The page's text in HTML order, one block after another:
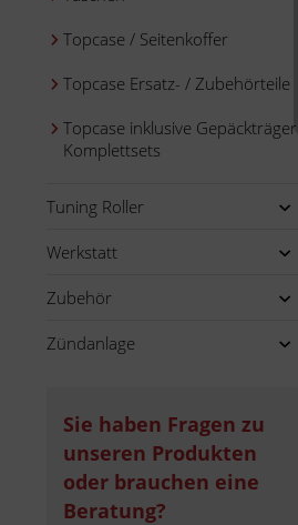
Topcase / Seitenkoffer
Topcase Ersatz- / Zubehörteile
Topcase inklusive Gepäckträger
Komplettsets
Tuning Roller
Werkstatt
Zubehör
Zündanlage
Sie haben Fragen zu
unseren Produkten
oder brauchen eine
Beratung?